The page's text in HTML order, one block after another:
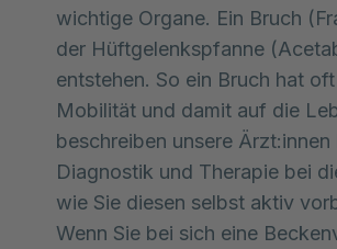
wichtige Organe. Ein Bruch
der Hüftgelenkspfanne
entstehen. So ein Bruch hat
Mobilität und damit auf die
beschreiben unsere
Diagnostik und Therapie bei
wie Sie diesen selbst aktiv
Wenn Sie bei sich eine